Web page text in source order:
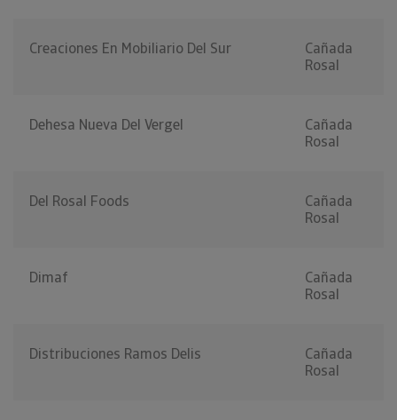
Creaciones En Mobiliario Del Sur
Cañada
Rosal
Dehesa Nueva Del Vergel
Cañada
Rosal
Del Rosal Foods
Cañada
Rosal
Dimaf
Cañada
Rosal
Distribuciones Ramos Delis
Cañada
Rosal